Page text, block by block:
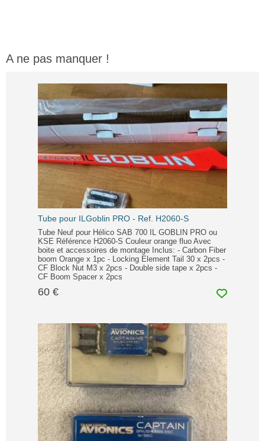
A ne pas manquer !
Tube pour ILGoblin PRO - Ref. H2060-S
Tube Neuf pour Hélico SAB 700 IL GOBLIN PRO ou
KSE Référence H2060-S Couleur orange fluo Avec
boite et accessoires de montage Inclus: - Carbon Fiber
boom Orange x 1pc - Locking Element Tail 30 x 2pcs -
CF Block Nut M3 x 2pcs - Double side tape x 2pcs -
CF Boom Spacer x 2pcs
60 €